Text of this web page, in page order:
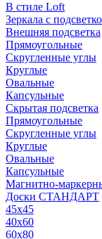
В стиле Loft
Зеркала с
Внешняя подсветка
Прямоугольные
Скругленные углы
Круглые
Овальные
Капсульные
Скрытая подсветка
Прямоугольные
Скругленные углы
Круглые
Овальные
Капсульные
Магнитно-
Доски СТАНДАРТ
45x45
40x60
60x80